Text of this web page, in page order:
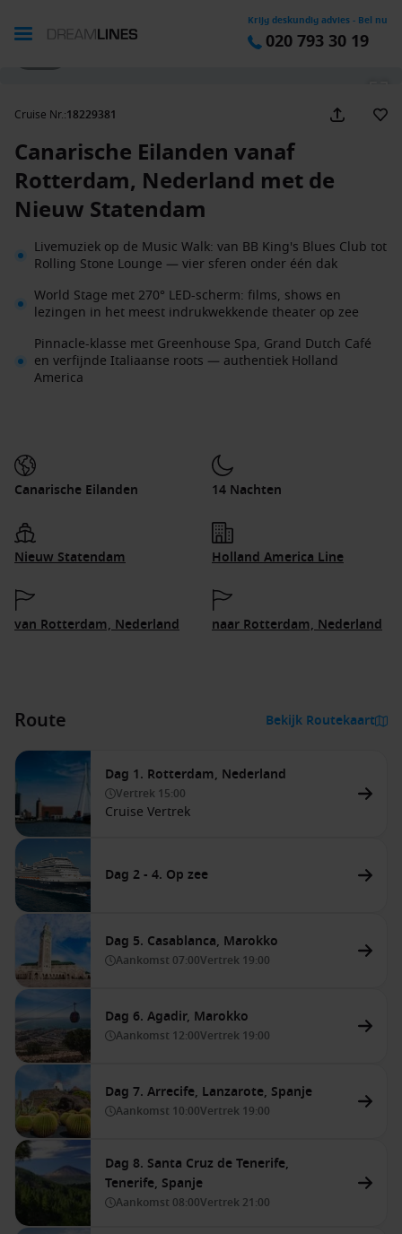
Krijg deskundig advies - Bel nu
020 793 30 19
Cruise Nr.:18229381
Canarische Eilanden vanaf
Rotterdam, Nederland met de
Nieuw Statendam
Livemuziek op de Music Walk: van BB King's Blues Club tot
Rolling Stone Lounge — vier sferen onder één dak
World Stage met 270° LED-scherm: films, shows en
lezingen in het meest indrukwekkende theater op zee
Pinnacle-klasse met Greenhouse Spa, Grand Dutch Café
en verfijnde Italiaanse roots — authentiek Holland
America
Canarische Eilanden 14 Nachten
Nieuw Statendam Holland America Line
van Rotterdam, Nederland naar Rotterdam, Nederland
Route Bekijk Routekaart
Dag 1. Rotterdam, Nederland
Vertrek 15:00
Cruise Vertrek
Dag 2 - 4. Op zee
Dag 5. Casablanca, Marokko
Aankomst 07:00Vertrek 19:00
Dag 6. Agadir, Marokko
Aankomst 12:00Vertrek 19:00
Dag 7. Arrecife, Lanzarote, Spanje
Aankomst 10:00Vertrek 19:00
Dag 8. Santa Cruz de Tenerife,
Tenerife, Spanje
Aankomst 08:00Vertrek 21:00